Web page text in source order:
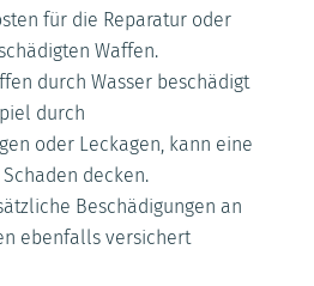
für die Reparatur oder
Waffen.
durch Wasser beschädigt
durch
oder Leckagen, kann eine
decken.
Beschädigungen an
ebenfalls versichert